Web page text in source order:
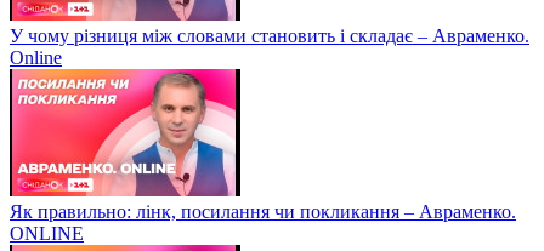
У чому різниця між словами становить і складає – Авраменко.
Online
Як правильно: лінк, посилання чи покликання – Авраменко.
ONLINE